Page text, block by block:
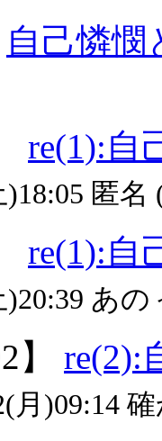
自己憐憫
re(1):自
)18:05 匿名
re(1):自
)20:39 あの
re(2):
月)09:14